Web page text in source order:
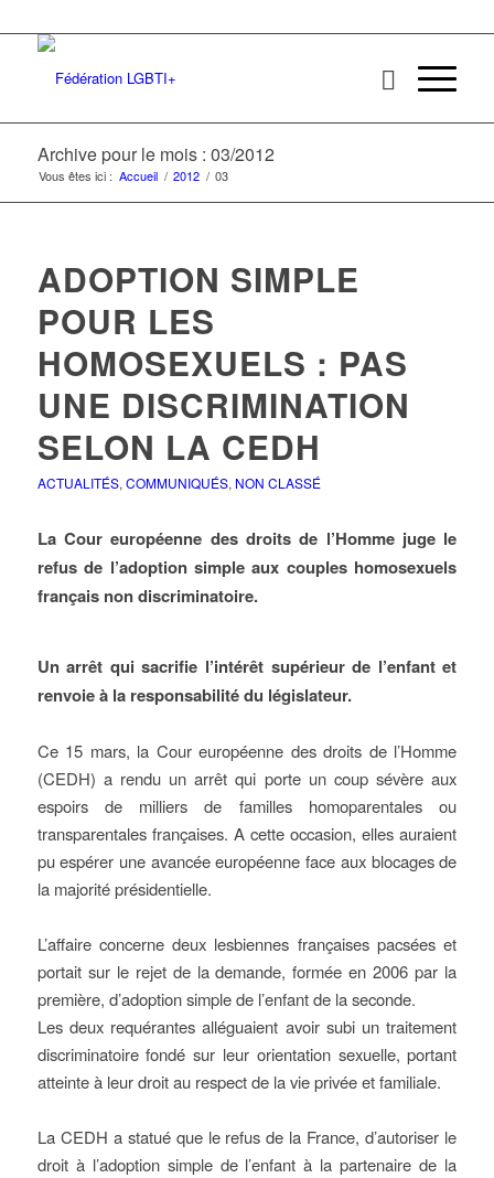
Archive pour le mois : 03/2012
Vous êtes ici : Accueil / 2012 / 03
ADOPTION SIMPLE
POUR LES
HOMOSEXUELS : PAS
UNE DISCRIMINATION
SELON LA CEDH
ACTUALITÉS, COMMUNIQUÉS, NON CLASSÉ
La Cour européenne des droits de l’Homme juge le
refus de l’adoption simple aux couples homosexuels
français non discriminatoire.
Un arrêt qui sacrifie l’intérêt supérieur de l’enfant et
renvoie à la responsabilité du législateur.
Ce 15 mars, la Cour européenne des droits de l’Homme
(CEDH) a rendu un arrêt qui porte un coup sévère aux
espoirs de milliers de familles homoparentales ou
transparentales françaises. A cette occasion, elles auraient
pu espérer une avancée européenne face aux blocages de
la majorité présidentielle.
L’affaire concerne deux lesbiennes françaises pacsées et
portait sur le rejet de la demande, formée en 2006 par la
première, d’adoption simple de l’enfant de la seconde.
Les deux requérantes alléguaient avoir subi un traitement
discriminatoire fondé sur leur orientation sexuelle, portant
atteinte à leur droit au respect de la vie privée et familiale.
La CEDH a statué que le refus de la France, d’autoriser le
droit à l’adoption simple de l’enfant à la partenaire de la